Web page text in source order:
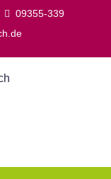
09355-339